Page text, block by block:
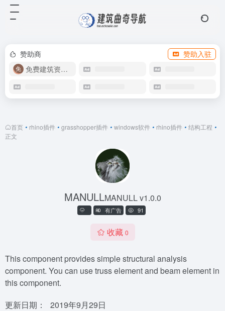
赞助商
赞助入驻
免费建筑资源库
首页 • rhino插件 • grasshopper插件 • windows软件 • rhino插件 • 结构工程 •
正文
MANULLMANULL v1.0.0
有广告 91
收藏 0
This component provides simple structural analysis
component. You can use truss element and beam element in
this component.
更新日期：
2019年9月29日